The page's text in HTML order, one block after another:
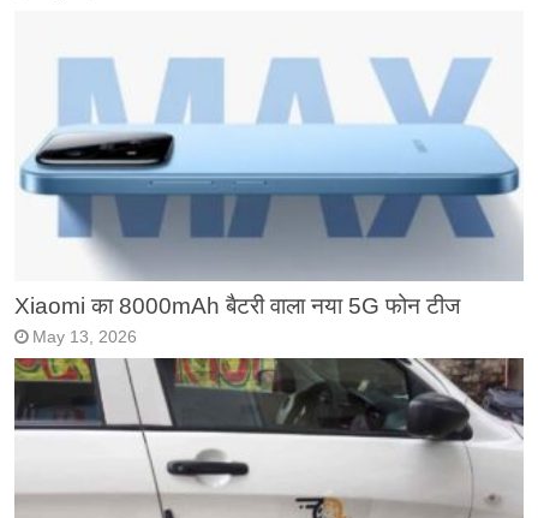
Xiaomi का 8000mAh बैटरी वाला नया 5G फोन टीज
May 13, 2026